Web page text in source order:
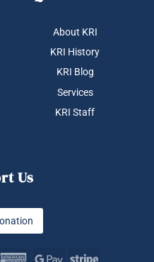
About KRI
KRI History
KRI Blog
Services
KRI Staff
Us